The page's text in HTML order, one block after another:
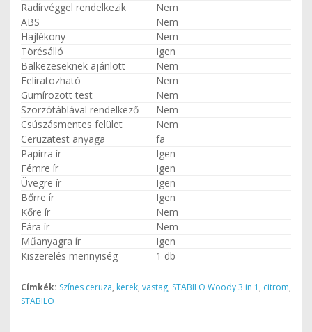
Radírvéggel rendelkezik
Nem
ABS
Nem
Hajlékony
Nem
Törésálló
Igen
Balkezeseknek ajánlott
Nem
Feliratozható
Nem
Gumírozott test
Nem
Szorzótáblával rendelkező
Nem
Csúszásmentes felület
Nem
Ceruzatest anyaga
fa
Papírra ír
Igen
Fémre ír
Igen
Üvegre ír
Igen
Bőrre ír
Igen
Kőre ír
Nem
Fára ír
Nem
Műanyagra ír
Igen
Kiszerelés mennyiség
1 db
Címkék: Színes ceruza, kerek, vastag, STABILO Woody 3 in 1 , citrom,
STABILO